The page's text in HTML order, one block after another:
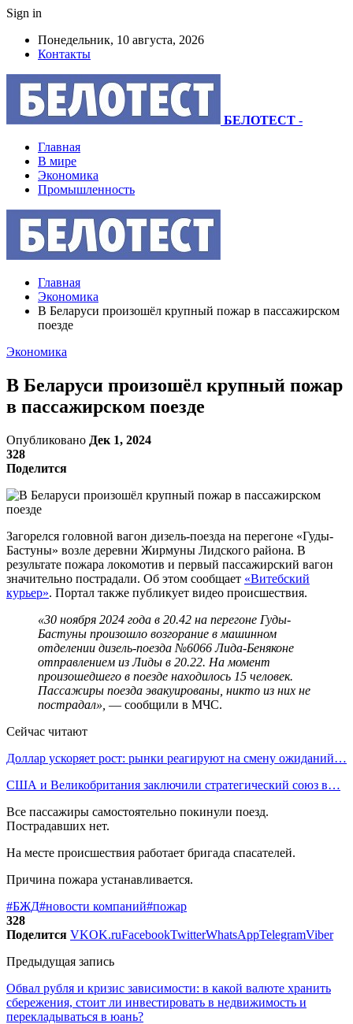
Sign in
Понедельник, 10 августа, 2026
Контакты
БЕЛОТЕСТ -
Главная
В мире
Экономика
Промышленность
Главная
Экономика
В Беларуси произошёл крупный пожар в пассажирском
поезде
Экономика
В Беларуси произошёл крупный пожар
в пассажирском поезде
Опубликовано Дек 1, 2024
328
Поделится
Загорелся головной вагон дизель-поезда на перегоне «Гуды-
Бастуны» возле деревни Жирмуны Лидского района. В
результате пожара локомотив и первый пассажирский вагон
значительно пострадали. Об этом сообщает «Витебский
курьер». Портал также публикует видео происшествия.
«30 ноября 2024 года в 20.42 на перегоне Гуды-
Бастуны произошло возгорание в машинном
отделении дизель-поезда №6066 Лида-Беняконе
отправлением из Лиды в 20.22. На момент
произошедшего в поезде находилось 15 человек.
Пассажиры поезда эвакуированы, никто из них не
пострадал», — сообщили в МЧС.
Сейчас читают
Доллар ускоряет рост: рынки реагируют на смену ожиданий…
США и Великобритания заключили стратегический союз в…
Все пассажиры самостоятельно покинули поезд.
Пострадавших нет.
На месте происшествия работает бригада спасателей.
Причина пожара устанавливается.
#БЖД#новости компаний#пожар
328
Поделится VKOK.ruFacebookTwitterWhatsAppTelegramViber
Предыдущая запись
Обвал рубля и кризис зависимости: в какой валюте хранить
сбережения, стоит ли инвестировать в недвижимость и
перекладываться в юань?